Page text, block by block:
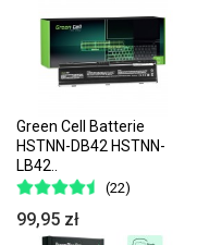
Green Cell Batterie
HSTNN-DB42 HSTNN-
LB42..
(22)
99,95 zł